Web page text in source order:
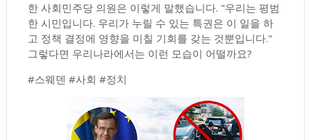
한 사회민주당 의원은 이렇게 말했습니다. "우리는 평범
한 시민입니다. 우리가 누릴 수 있는 특권은 이 일을 하
고 정책 결정에 영향을 미칠 기회를 갖는 것뿐입니다."
그렇다면 우리나라에서는 이런 모습이 어떨까요?
#스웨덴 #사회 #정치